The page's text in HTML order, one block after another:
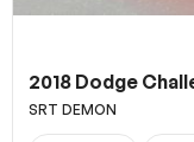
2018 Dodge
SRT DEMON